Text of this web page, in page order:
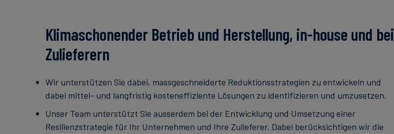
Klimaschonender Betrieb und Herstellung, in-house und bei
Zulieferern
Wir unterstützen Sie dabei, massgeschneiderte Reduktionsstrategien zu entwickeln und
dabei mittel- und langfristig kosteneffiziente Lösungen zu identifizieren und umzusetzen.
Unser Team unterstützt Sie ausserdem bei der Entwicklung und Umsetzung einer
Resilienzstrategie für Ihr Unternehmen und Ihre Zulieferer. Dabei berücksichtigen wir die